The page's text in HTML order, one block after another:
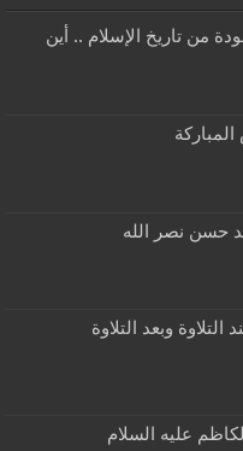
مفقودة من تاريخ الإسلام .. أين
حسن نصر الله
وبعد التلاوة
عليه السلام